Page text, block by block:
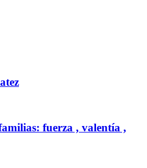
fuerza , valentía ,